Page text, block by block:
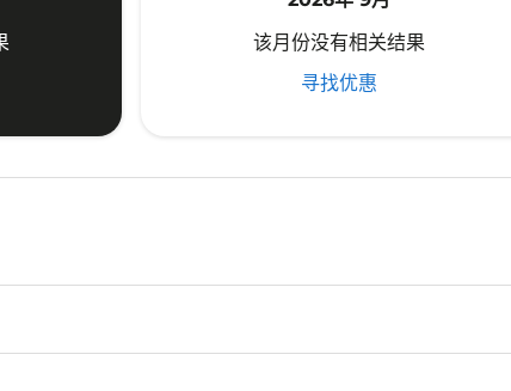
该月份没有相关结果
寻找优惠
KCH–CNX: cmp-
KCH–CNX:
KCH–CNX: